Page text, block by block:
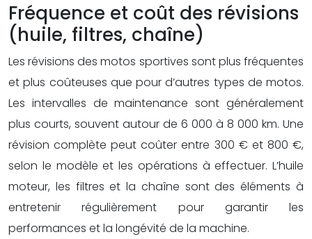
Fréquence et coût des révisions
(huile, filtres, chaîne)
Les révisions des motos sportives sont plus fréquentes
et plus coûteuses que pour d’autres types de motos.
Les intervalles de maintenance sont généralement
plus courts, souvent autour de 6 000 à 8 000 km. Une
révision complète peut coûter entre 300 € et 800 €,
selon le modèle et les opérations à effectuer. L’huile
moteur, les filtres et la chaîne sont des éléments à
entretenir régulièrement pour garantir les
performances et la longévité de la machine.